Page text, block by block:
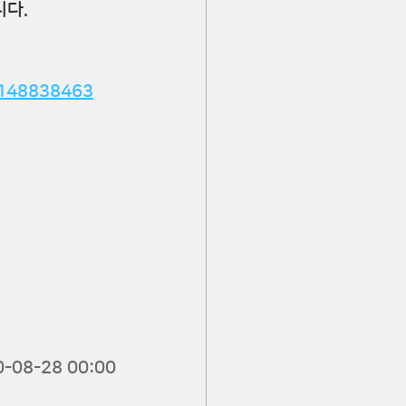
다.
08-28 00:00